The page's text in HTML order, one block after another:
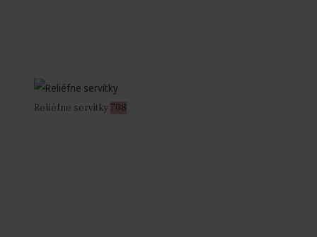
Reliéfne servítky708